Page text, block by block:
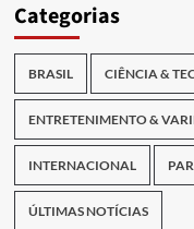
Categorias
BRASIL CIÊNCIA &
ENTRETENIMENTO &
INTERNACIONAL
ÚLTIMAS NOTÍCIAS